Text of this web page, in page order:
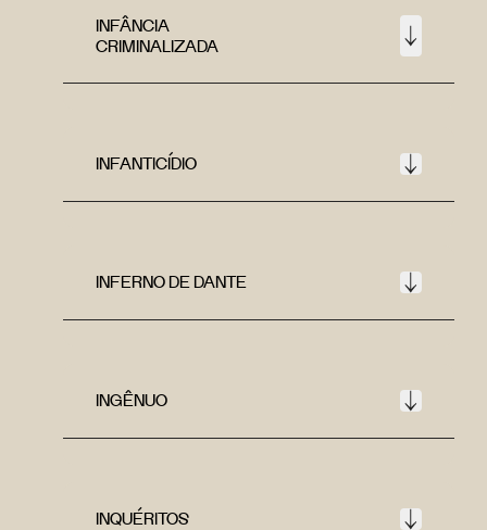
INFÂNCIA
CRIMINALIZADA
INFANTICÍDIO
INFERNO DE DANTE
INGÊNUO
INQUÉRITOS